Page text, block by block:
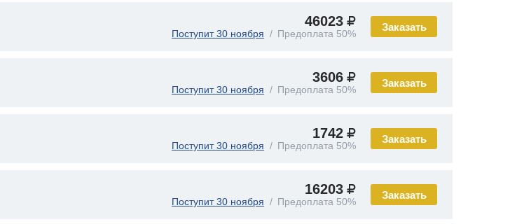
Заказать
46023
Поступит 30 ноября Предоплата 50%
Заказать
3606
Поступит 30 ноября Предоплата 50%
Заказать
1742
Поступит 30 ноября Предоплата 50%
Заказать
16203
Поступит 30 ноября Предоплата 50%